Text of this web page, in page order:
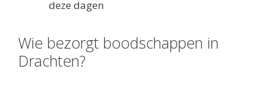
deze dagen
Wie bezorgt boodschappen in
Drachten?